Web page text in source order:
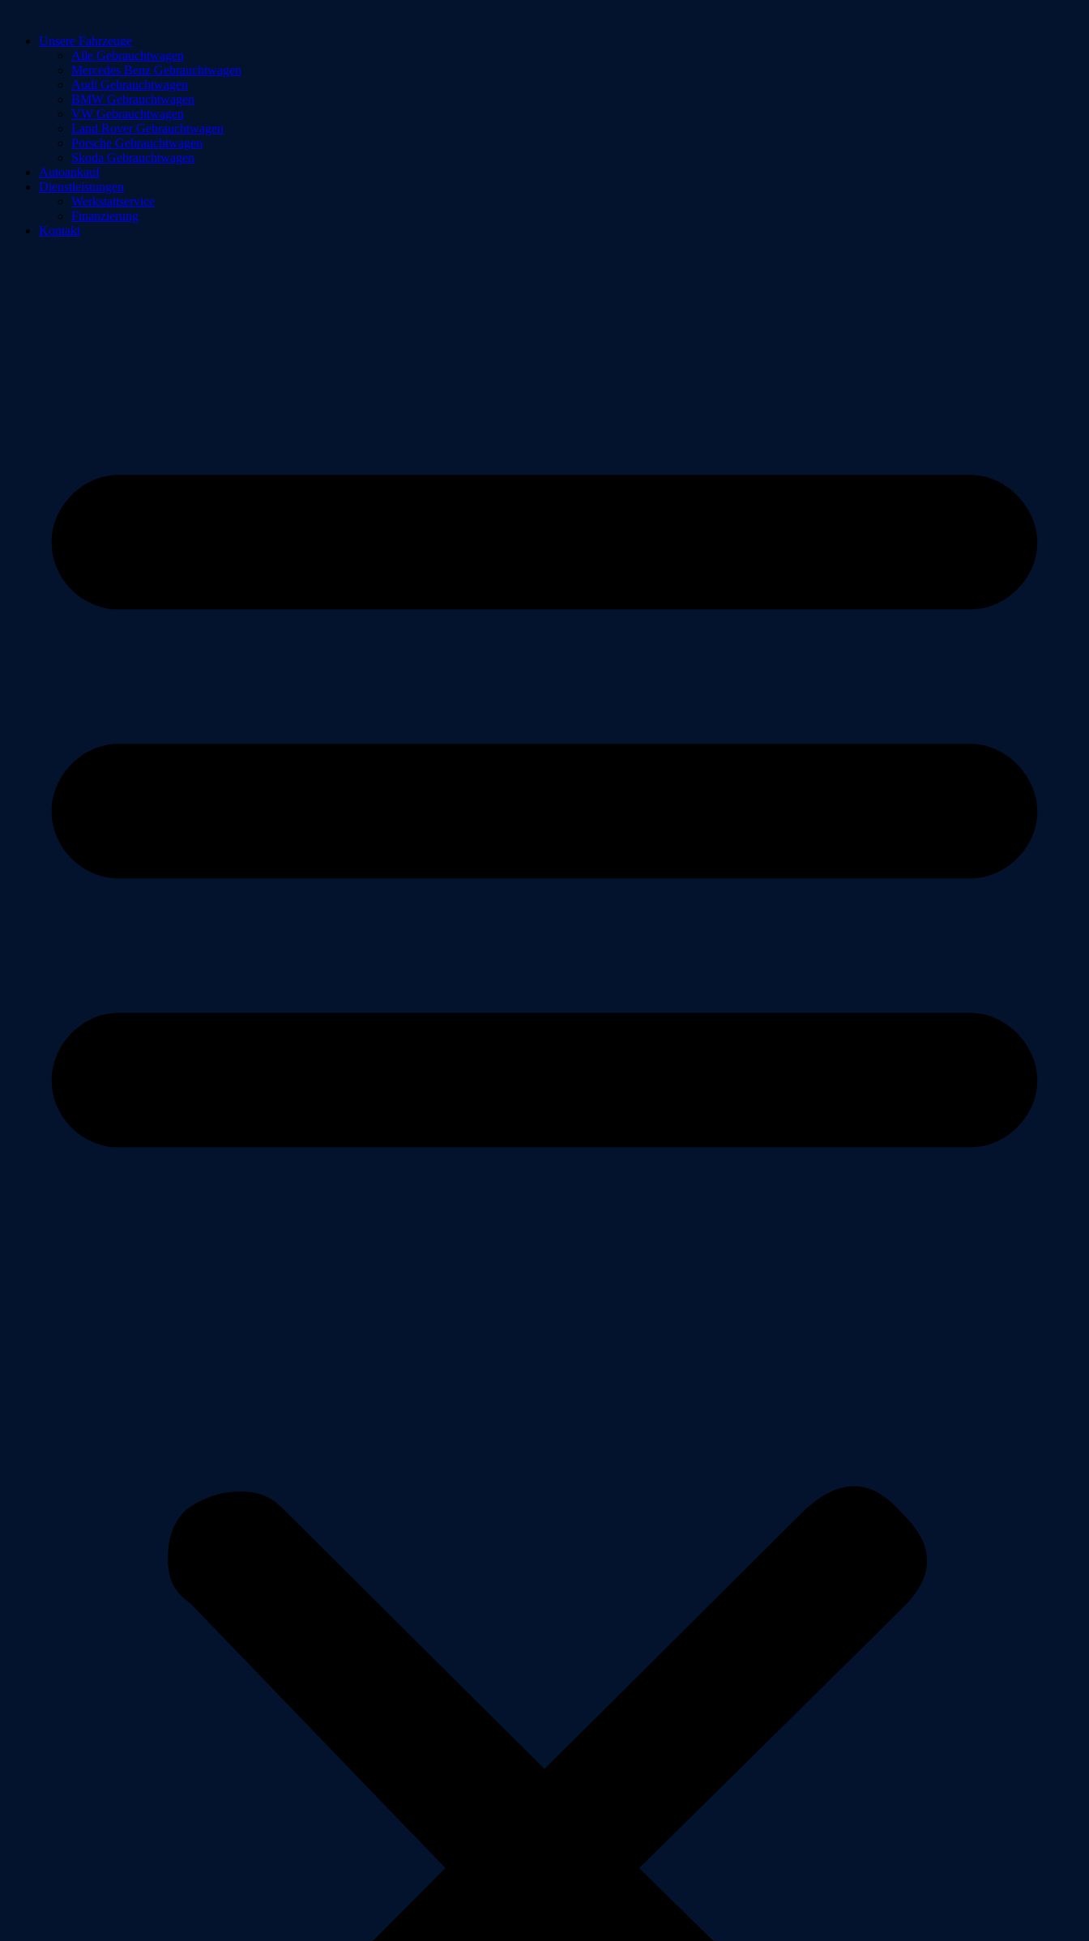
springenUnsere Fahrzeuge
Alle Gebrauchtwagen
Mercedes Benz Gebrauchtwagen
Audi Gebrauchtwagen
BMW Gebrauchtwagen
VW Gebrauchtwagen
Land Rover Gebrauchtwagen
Porsche Gebrauchtwagen
Skoda Gebrauchtwagen
Autoankauf
Dienstleistungen
Werkstattservice
Finanzierung
Kontakt